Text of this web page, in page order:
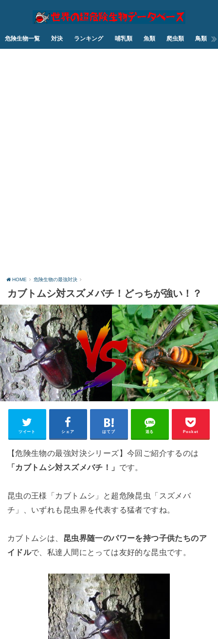
危険生物一覧 対決 ランキング 哺乳類 魚類 爬虫類 鳥類
HOME 危険生物の最強対決
カブトムシ対スズメバチ！どっちが強い！？
ツイート シェア はてブ 送る Pocket
【危険生物の最強対決シリーズ】今回ご紹介するのは
「カブトムシ対スズメバチ！」 です。
昆虫の王様「カブトムシ」と超危険昆虫「スズメバ
チ」、いずれも昆虫界を代表する猛者ですね。
カブトムシは、 昆虫界随一のパワーを持つ子供たちのア
イドルで、私達人間にとっては友好的な昆虫です。